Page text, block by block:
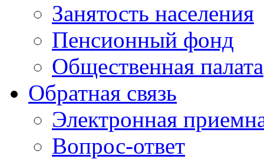
Занятость населения
Пенсионный фонд
Общественная палата
Обратная связь
Электронная
Вопрос-ответ